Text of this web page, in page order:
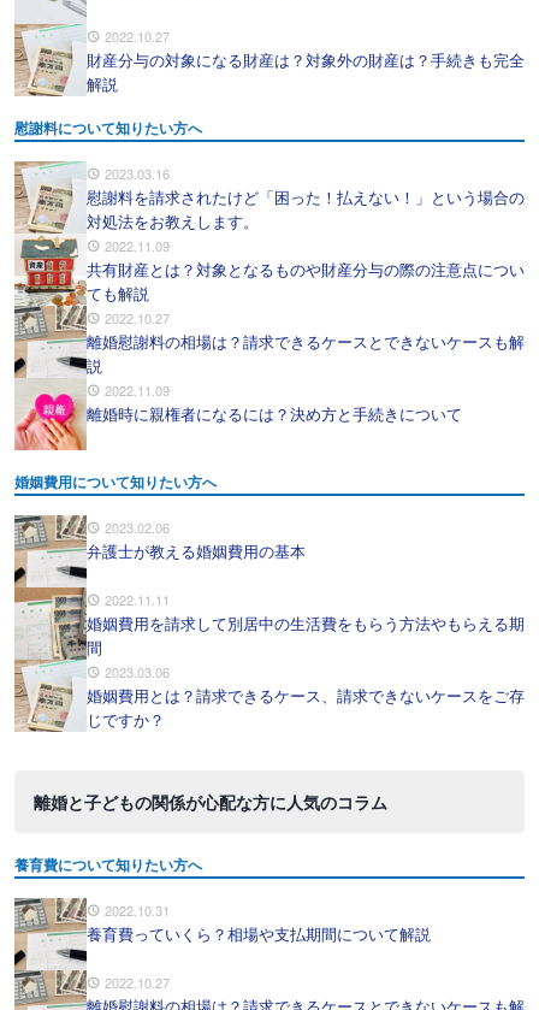
2022.10.27
財産分与の対象になる財産は？対象外の財産は？手続きも完全
解説
慰謝料について知りたい方へ
2023.03.16
慰謝料を請求されたけど「困った！払えない！」という場合の
対処法をお教えします。
2022.11.09
共有財産とは？対象となるものや財産分与の際の注意点につい
ても解説
2022.10.27
離婚慰謝料の相場は？請求できるケースとできないケースも解
説
2022.11.09
離婚時に親権者になるには？決め方と手続きについて
婚姻費用について知りたい方へ
2023.02.06
弁護士が教える婚姻費用の基本
2022.11.11
婚姻費用を請求して別居中の生活費をもらう方法やもらえる期
間
2023.03.06
婚姻費用とは？請求できるケース、請求できないケースをご存
じですか？
離婚と子どもの関係が心配な方に人気のコラム
養育費について知りたい方へ
2022.10.31
養育費っていくら？相場や支払期間について解説
2022.10.27